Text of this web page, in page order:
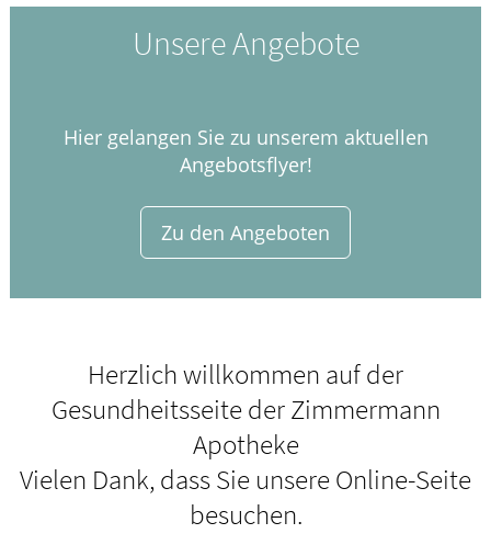
Unsere Angebote
Hier gelangen Sie zu unserem aktuellen
Angebotsflyer!
Zu den Angeboten
Herzlich willkommen auf der
Gesundheitsseite der Zimmermann
Apotheke
Vielen Dank, dass Sie unsere Online-Seite
besuchen.